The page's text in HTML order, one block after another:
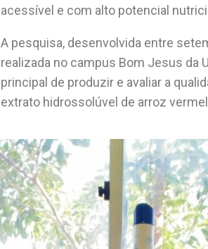
acessível e com alto potencial
A pesquisa, desenvolvida entre
realizada no campus Bom Jesus da
principal de produzir e avaliar a
extrato hidrossolúvel de arroz